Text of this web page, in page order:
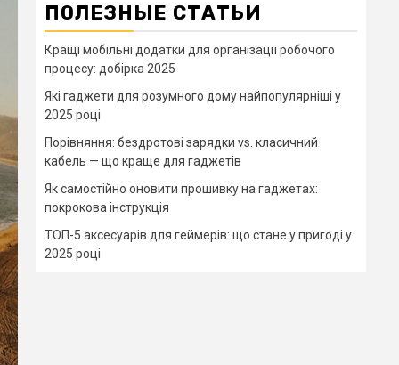
ПОЛЕЗНЫЕ СТАТЬИ
Кращі мобільні додатки для організації робочого
процесу: добірка 2025
Які гаджети для розумного дому найпопулярніші у
2025 році
Порівняння: бездротові зарядки vs. класичний
кабель — що краще для гаджетів
Як самостійно оновити прошивку на гаджетах:
покрокова інструкція
ТОП-5 аксесуарів для геймерів: що стане у пригоді у
2025 році